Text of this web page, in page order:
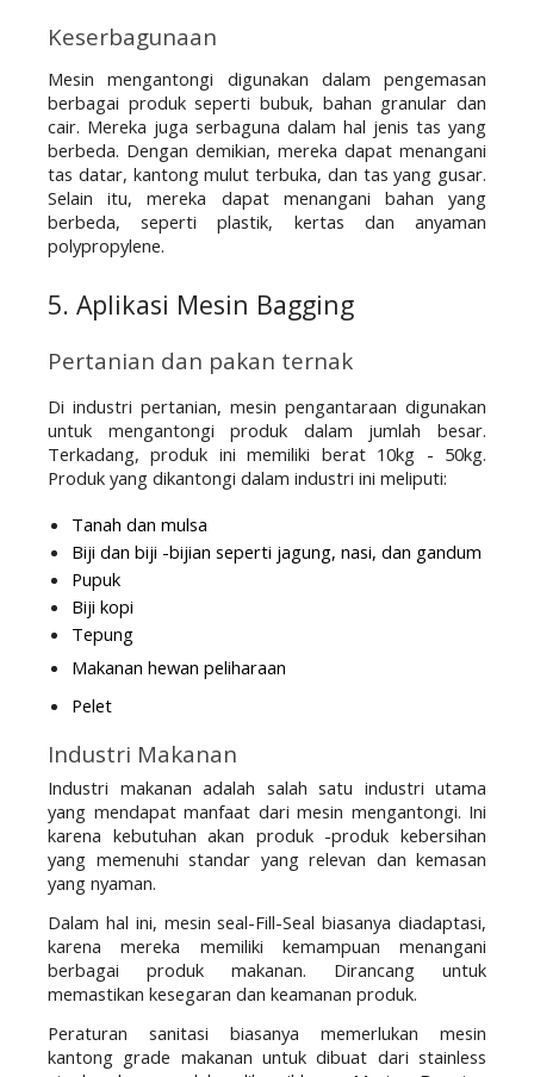
Keserbagunaan
Mesin mengantongi digunakan dalam pengemasan
berbagai produk seperti bubuk, bahan granular dan
cair. Mereka juga serbaguna dalam hal jenis tas yang
berbeda. Dengan demikian, mereka dapat menangani
tas datar, kantong mulut terbuka, dan tas yang gusar.
Selain itu, mereka dapat menangani bahan yang
berbeda, seperti plastik, kertas dan anyaman
polypropylene.
5. Aplikasi Mesin Bagging
Pertanian dan pakan ternak
Di industri pertanian, mesin pengantaraan digunakan
untuk mengantongi produk dalam jumlah besar.
Terkadang, produk ini memiliki berat 10kg - 50kg.
Produk yang dikantongi dalam industri ini meliputi:
Tanah dan mulsa
Biji dan biji -bijian seperti jagung, nasi, dan gandum
Pupuk
Biji kopi
Tepung
Makanan hewan peliharaan
Pelet
Industri Makanan
Industri makanan adalah salah satu industri utama
yang mendapat manfaat dari mesin mengantongi. Ini
karena kebutuhan akan produk -produk kebersihan
yang memenuhi standar yang relevan dan kemasan
yang nyaman.
Dalam hal ini, mesin seal-Fill-Seal biasanya diadaptasi,
karena mereka memiliki kemampuan menangani
berbagai produk makanan. Dirancang untuk
memastikan kesegaran dan keamanan produk.
Peraturan sanitasi biasanya memerlukan mesin
kantong grade makanan untuk dibuat dari stainless